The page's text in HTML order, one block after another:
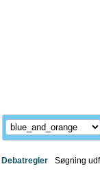
Debatregler
Søgning